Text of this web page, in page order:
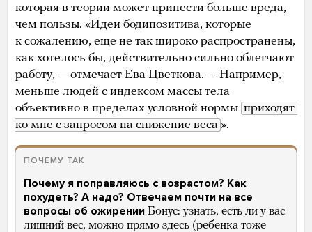
которая в теории может принести больше вреда,
чем пользы. «Идеи бодипозитива, которые
к сожалению, еще не так широко распространены,
как хотелось бы, действительно сильно облегчают
работу, — отмечает Ева Цветкова. — Например,
меньше людей с индексом массы тела
объективно в пределах условной нормы приходят
ко мне с запросом на снижение веса ».
ПОЧЕМУ ТАК
Почему я поправляюсь с возрастом? Как
похудеть? А надо? Отвечаем почти на все
вопросы об ожирении Бонус: узнать, есть ли у вас
лишний вес, можно прямо здесь (ребенка тоже